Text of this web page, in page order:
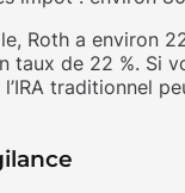
Roth a environ
taux de 22 %. Si
l’IRA traditionnel